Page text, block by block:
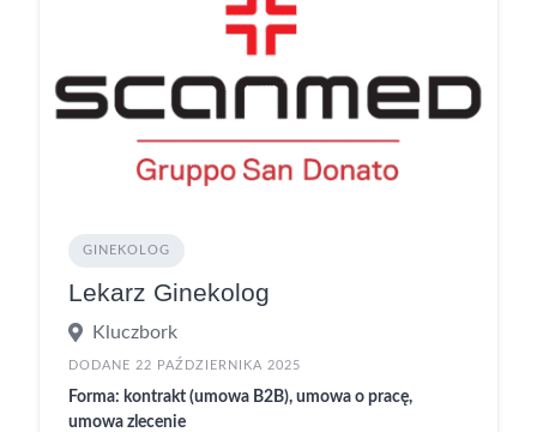
GINEKOLOG
Lekarz Ginekolog
Kluczbork
DODANE 22 PAŹDZIERNIKA 2025
Forma: kontrakt (umowa B2B), umowa o pracę,
umowa zlecenie